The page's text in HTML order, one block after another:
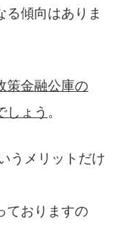
る傾向はありま
策金融公庫の
しょう 。
うメリットだけ
ておりますの